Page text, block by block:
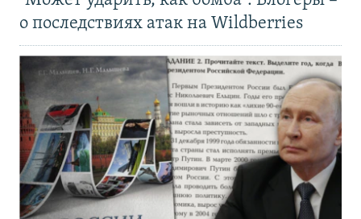
о последствиях атак на Wildberries